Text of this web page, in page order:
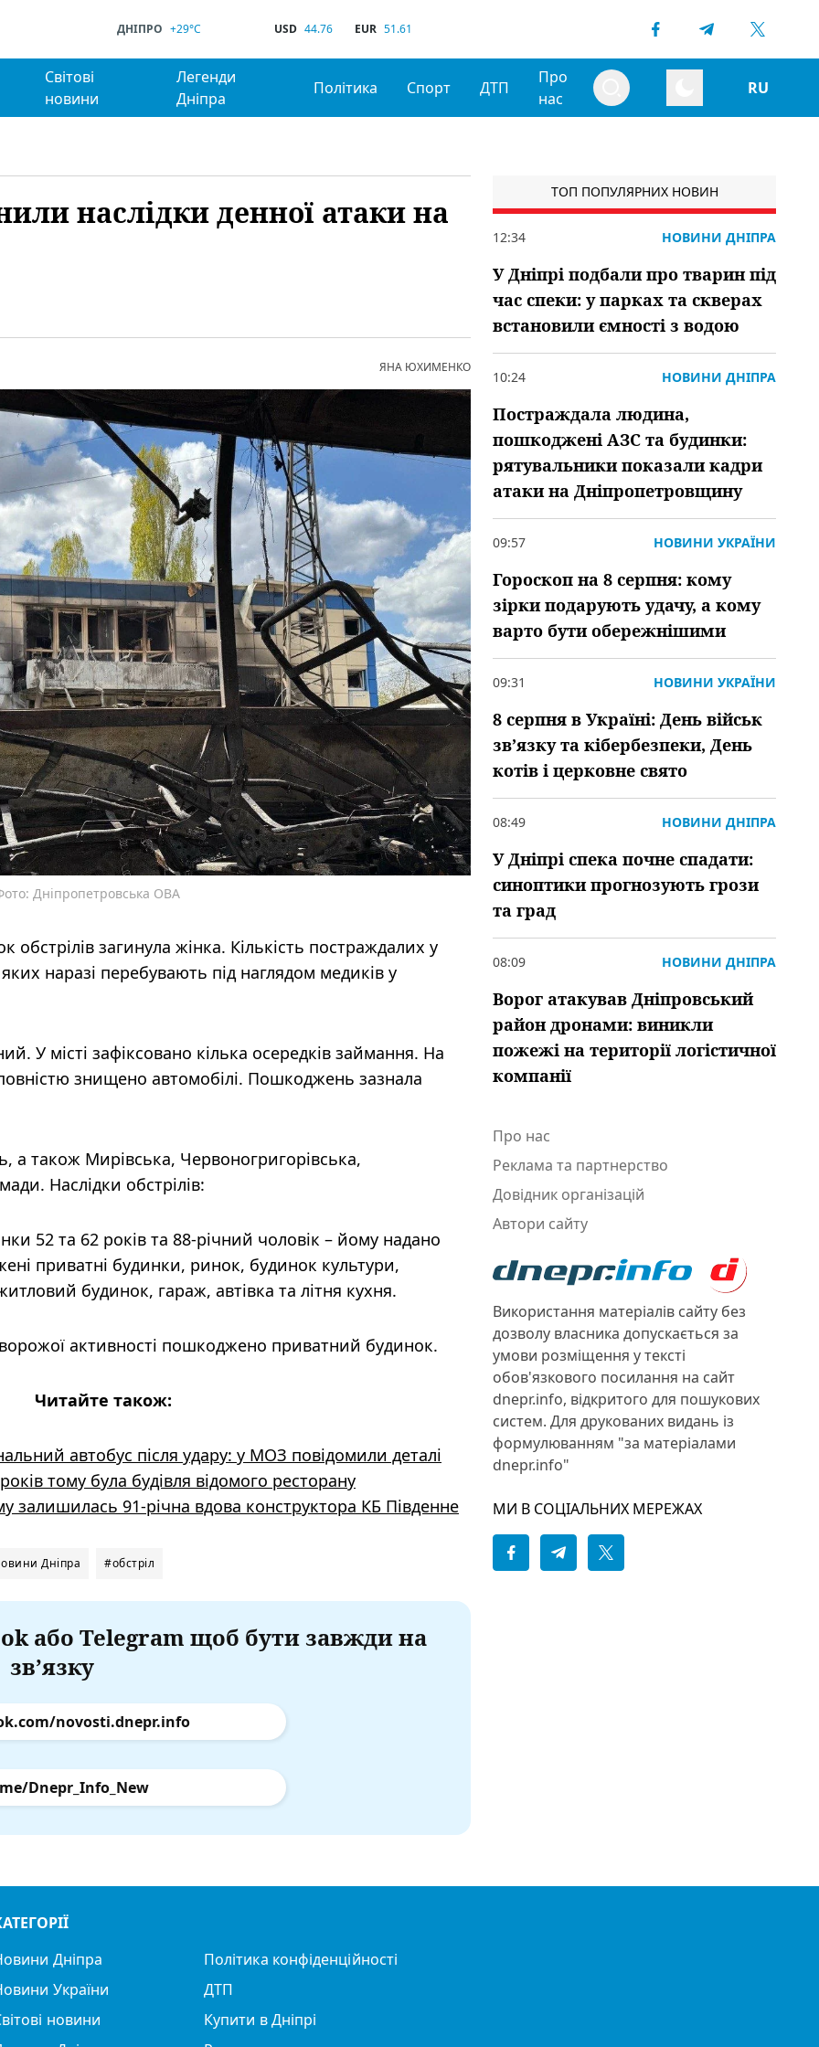
ДНІПРО +29°C USD 44.76 EUR 51.61
Світові
новини
Легенди
Дніпра
Політика Спорт ДТП
Про
нас
RU
наслідки денної атаки на
ЯНА ЮХИМЕНКО
Дніпропетровська ОВА
обстрілів загинула жінка. Кількість постраждалих у
наразі перебувають під наглядом медиків у
У місті зафіксовано кілька осередків займання. На
знищено автомобілі. Пошкоджень зазнала
а також Мирівська, Червоногригорівська,
Наслідки обстрілів:
52 та 62 років та 88-річний чоловік – йому надано
приватні будинки, ринок, будинок культури,
будинок, гараж, автівка та літня кухня.
активності пошкоджено приватний будинок.
Читайте також:
автобус після удару: у МОЗ повідомили деталі
тому була будівля відомого ресторану
залишилась 91-річна вдова конструктора КБ Південне
Дніпра #обстріл
або Telegram щоб бути завжди на
зв’язку
novosti.dnepr.info
Dnepr_Info_New
ТОП ПОПУЛЯРНИХ НОВИН
12:34 НОВИНИ ДНІПРА
У Дніпрі подбали про тварин під
час спеки: у парках та скверах
встановили ємності з водою
10:24 НОВИНИ ДНІПРА
Постраждала людина,
пошкоджені АЗС та будинки:
рятувальники показали кадри
атаки на Дніпропетровщину
09:57 НОВИНИ УКРАЇНИ
Гороскоп на 8 серпня: кому
зірки подарують удачу, а кому
варто бути обережнішими
09:31 НОВИНИ УКРАЇНИ
8 серпня в Україні: День військ
зв’язку та кібербезпеки, День
котів і церковне свято
08:49 НОВИНИ ДНІПРА
У Дніпрі спека почне спадати:
синоптики прогнозують грози
та град
08:09 НОВИНИ ДНІПРА
Ворог атакував Дніпровський
район дронами: виникли
пожежі на території логістичної
компанії
Про нас
Реклама та партнерство
Довідник організацій
Автори сайту
Використання матеріалів сайту без
дозволу власника допускається за
умови розміщення у тексті
обов'язкового посилання на сайт
dnepr.info, відкритого для пошукових
систем. Для друкованих видань із
формулюванням "за матеріалами
dnepr.info"
МИ В СОЦІАЛЬНИХ МЕРЕЖАХ
Дніпра
України
новини
Політика конфіденційності
ДТП
Купити в Дніпрі